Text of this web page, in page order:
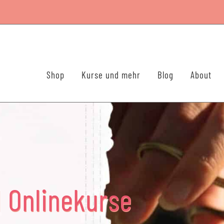
Shop Kurse und mehr Blog About